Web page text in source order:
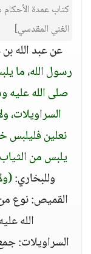
كتاب عمدة
الغني المقدسي]
عن عبد الله
رسول الله، ما
صلى الله عليه
السراويلات،
نعلين فليلبس
يلبس من
وللبخاري:
القميص: نوع
الله
السراويلات: